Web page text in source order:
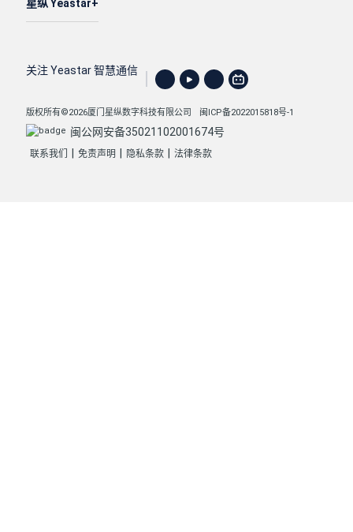
星纵 Yeastar
关注 Yeastar 智慧通信
版权所有©2026厦门星纵数字科技有限公司 闽ICP备2022015818号-1
闽公网安备35021102001674号
联系我们 免责声明 隐私条款 法律条款